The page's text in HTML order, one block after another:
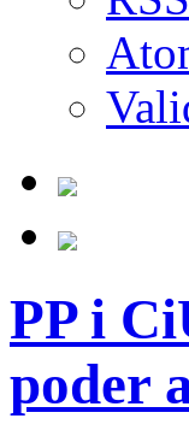
PP i
poder